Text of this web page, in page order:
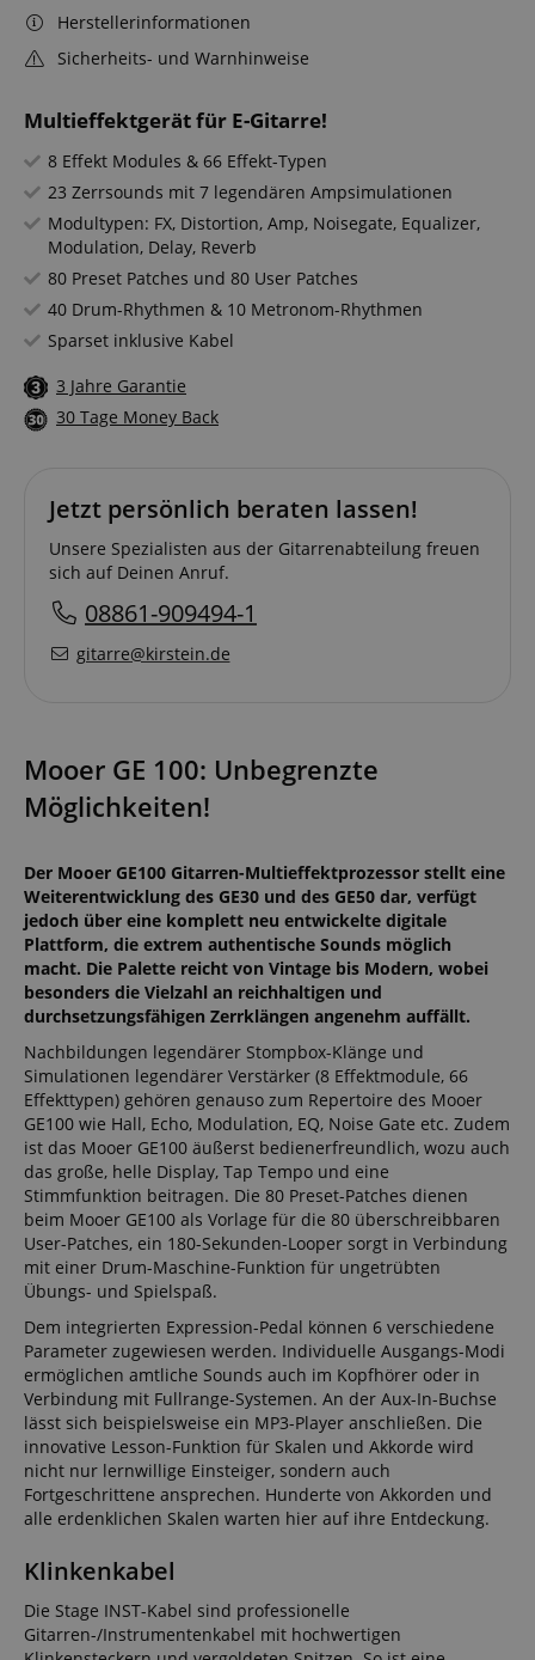
Multieffektgerät für E-Gitarre!
8 Effekt Modules & 66 Effekt-Typen
23 Zerrsounds mit 7 legendären Ampsimulationen
Modultypen: FX, Distortion, Amp, Noisegate, Equalizer,
Modulation, Delay, Reverb
80 Preset Patches und 80 User Patches
40 Drum-Rhythmen & 10 Metronom-Rhythmen
Sparset inklusive Kabel
3 Jahre Garantie
30 Tage Money Back
Herstellerinformationen
Sicherheits- und Warnhinweise
Jetzt persönlich beraten lassen!
Unsere Spezialisten aus der Gitarrenabteilung freuen
sich auf Deinen Anruf.
08861-909494-1
gitarre@kirstein.de
Mooer GE 100: Unbegrenzte
Möglichkeiten!
Der Mooer GE100 Gitarren-Multieffektprozessor stellt eine
Weiterentwicklung des GE30 und des GE50 dar, verfügt
jedoch über eine komplett neu entwickelte digitale
Plattform, die extrem authentische Sounds möglich
macht. Die Palette reicht von Vintage bis Modern, wobei
besonders die Vielzahl an reichhaltigen und
durchsetzungsfähigen Zerrklängen angenehm auffällt.
Nachbildungen legendärer Stompbox-Klänge und
Simulationen legendärer Verstärker (8 Effektmodule, 66
Effekttypen) gehören genauso zum Repertoire des Mooer
GE100 wie Hall, Echo, Modulation, EQ, Noise Gate etc. Zudem
ist das Mooer GE100 äußerst bedienerfreundlich, wozu auch
das große, helle Display, Tap Tempo und eine
Stimmfunktion beitragen. Die 80 Preset-Patches dienen
beim Mooer GE100 als Vorlage für die 80 überschreibbaren
User-Patches, ein 180-Sekunden-Looper sorgt in Verbindung
mit einer Drum-Maschine-Funktion für ungetrübten
Übungs- und Spielspaß.
Dem integrierten Expression-Pedal können 6 verschiedene
Parameter zugewiesen werden. Individuelle Ausgangs-Modi
ermöglichen amtliche Sounds auch im Kopfhörer oder in
Verbindung mit Fullrange-Systemen. An der Aux-In-Buchse
lässt sich beispielsweise ein MP3-Player anschließen. Die
innovative Lesson-Funktion für Skalen und Akkorde wird
nicht nur lernwillige Einsteiger, sondern auch
Fortgeschrittene ansprechen. Hunderte von Akkorden und
alle erdenklichen Skalen warten hier auf ihre Entdeckung.
Klinkenkabel
Die Stage INST-Kabel sind professionelle
Gitarren-/Instrumentenkabel mit hochwertigen